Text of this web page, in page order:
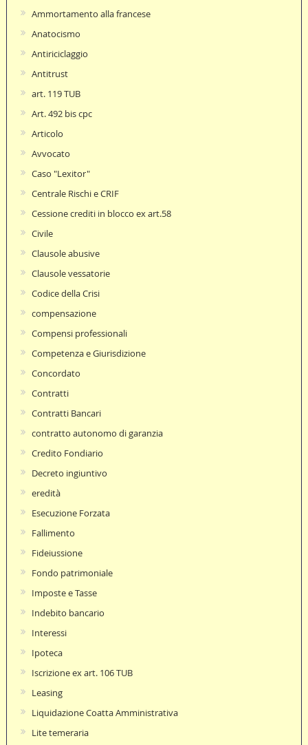
Ammortamento alla francese
Anatocismo
Antiriciclaggio
Antitrust
art. 119 TUB
Art. 492 bis cpc
Articolo
Avvocato
Caso "Lexitor"
Centrale Rischi e CRIF
Cessione crediti in blocco ex art.58
Civile
Clausole abusive
Clausole vessatorie
Codice della Crisi
compensazione
Compensi professionali
Competenza e Giurisdizione
Concordato
Contratti
Contratti Bancari
contratto autonomo di garanzia
Credito Fondiario
Decreto ingiuntivo
eredità
Esecuzione Forzata
Fallimento
Fideiussione
Fondo patrimoniale
Imposte e Tasse
Indebito bancario
Interessi
Ipoteca
Iscrizione ex art. 106 TUB
Leasing
Liquidazione Coatta Amministrativa
Lite temeraria